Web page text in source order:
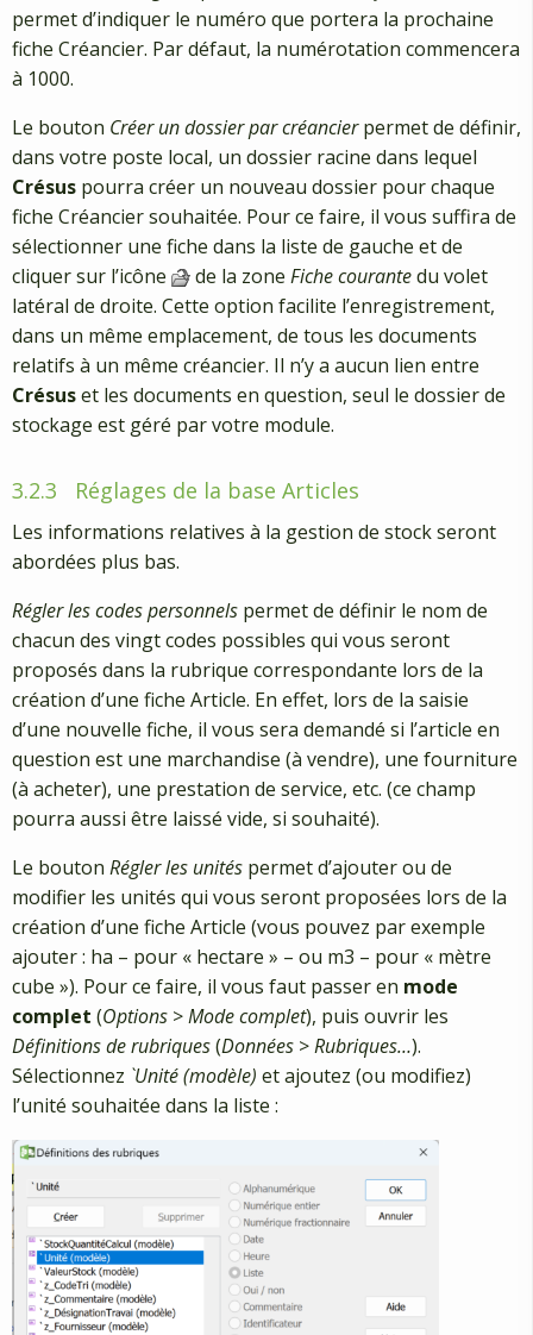
permet d’indiquer le numéro que portera la prochaine
fiche Créancier. Par défaut, la numérotation commencera
à 1000.
Le bouton Créer un dossier par créancierpermet de définir,
dans votre poste local, un dossier racine dans lequel
Crésus pourra créer un nouveau dossier pour chaque
fiche Créancier souhaitée. Pour ce faire, il vous suffira de
sélectionner une fiche dans la liste de gauche et de
cliquer sur l’icône
de la zone Fiche courantedu volet
latéral de droite. Cette option facilite l’enregistrement,
dans un même emplacement, de tous les documents
relatifs à un même créancier. Il n’y a aucun lien entre
Crésuset les documents en question, seul le dossier de
stockage est géré par votre module.
3.2.3 Réglages de la base Articles
Les informations relatives à la gestion de stock seront
abordées plus bas.
Régler les codes personnels permet de définir le nom de
chacun des vingt codes possibles qui vous seront
proposés dans la rubrique correspondante lors de la
création d’une fiche Article. En effet, lors de la saisie
d’une nouvelle fiche, il vous sera demandé si l’article en
question est une marchandise (à vendre), une fourniture
(à acheter), une prestation de service, etc. (ce champ
pourra aussi être laissé vide, si souhaité).
Le bouton Régler les unités permet d’ajouter ou de
modifier les unités qui vous seront proposées lors de la
création d’une fiche Article (vous pouvez par exemple
ajouter : ha – pour « hectare » – ou m3 – pour « mètre
cube »). Pour ce faire, il vous faut passer en mode
complet (Options >Mode complet), puis ouvrir les
Définitions de rubriques(Données >Rubriques…).
Sélectionnez `Unité (modèle) et ajoutez (ou modifiez)
l’unité souhaitée dans la liste :